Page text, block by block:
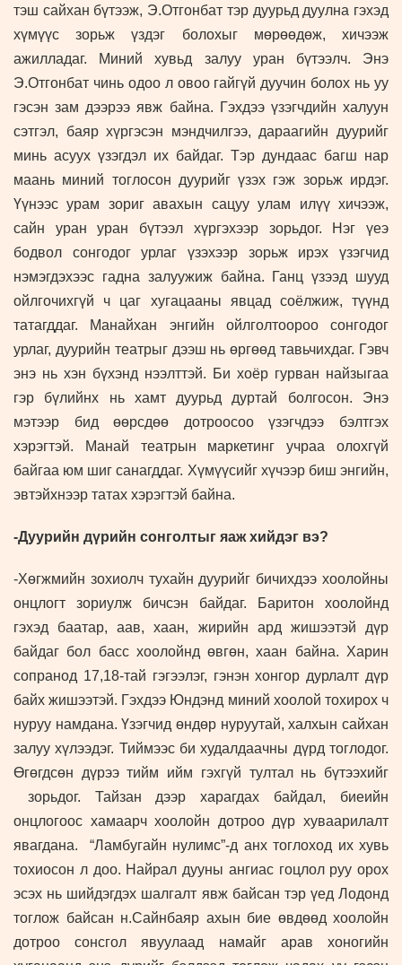
тэш сайхан бүтээж, Э.Отгонбат тэр дуурьд дуулна гэхэд
хүмүүс зорьж үздэг болохыг мөрөөдөж, хичээж
ажилладаг. Миний хувьд залуу уран бүтээлч. Энэ
Э.Отгонбат чинь одоо л овоо гайгүй дуучин болох нь уу
гэсэн зам дээрээ явж байна. Гэхдээ үзэгчдийн халуун
сэтгэл, баяр хүргэсэн мэндчилгээ, дараагийн дуурийг
минь асуух үзэгдэл их байдаг. Тэр дундаас багш нар
маань миний тоглосон дуурийг үзэх гэж зорьж ирдэг.
Үүнээс урам зориг авахын сацуу улам илүү хичээж,
сайн уран уран бүтээл хүргэхээр зорьдог. Нэг үеэ
бодвол сонгодог урлаг үзэхээр зорьж ирэх үзэгчид
нэмэгдэхээс гадна залуужиж байна. Ганц үзээд шууд
ойлгочихгүй ч цаг хугацааны явцад соёлжиж, түүнд
татагддаг. Манайхан энгийн ойлголтоороо сонгодог
урлаг, дуурийн театрыг дээш нь өргөөд тавьчихдаг. Гэвч
энэ нь хэн бүхэнд нээлттэй. Би хоёр гурван найзыгаа
гэр бүлийнх нь хамт дуурьд дуртай болгосон. Энэ
мэтээр бид өөрсдөө дотроосоо үзэгчдээ бэлтгэх
хэрэгтэй. Манай театрын маркетинг учраа олохгүй
байгаа юм шиг санагддаг. Хүмүүсийг хүчээр биш энгийн,
эвтэйхнээр татах хэрэгтэй байна.
-Дуурийн дүрийн сонголтыг яаж хийдэг вэ?
-Хөгжмийн зохиолч тухайн дуурийг бичихдээ хоолойны
онцлогт зориулж бичсэн байдаг. Баритон хоолойнд
гэхэд баатар, аав, хаан, жирийн ард жишээтэй дүр
байдаг бол басс хоолойнд өвгөн, хаан байна. Харин
сопранод 17,18-тай гэгээлэг, гэнэн хонгор дурлалт дүр
байх жишээтэй. Гэхдээ Юндэнд миний хоолой тохирох ч
нуруу намдана. Үзэгчид өндөр нуруутай, халхын сайхан
залуу хүлээдэг. Тиймээс би худалдаачны дүрд тоглодог.
Өгөгдсөн дүрээ тийм ийм гэхгүй тултал нь бүтээхийг
зорьдог. Тайзан дээр харагдах байдал, биеийн
онцлогоос хамаарч хоолойн дотроо дүр хуваарилалт
явагдана. “Ламбугайн нулимс”-д анх тоглоход их хувь
тохиосон л доо. Найрал дууны ангиас гоцлол руу орох
эсэх нь шийдэгдэх шалгалт явж байсан тэр үед Лодонд
тоглож байсан н.Сайнбаяр ахын бие өвдөөд хоолойн
дотроо сонсгол явуулаад намайг арав хоногийн